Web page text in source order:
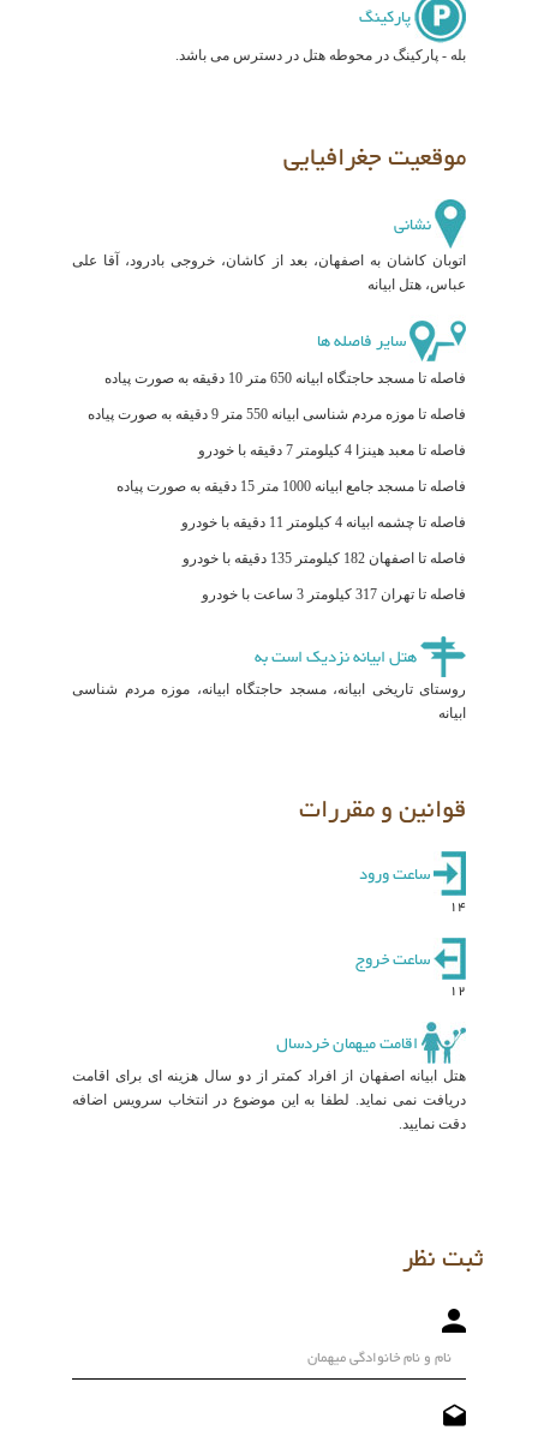
پارکینگ
بله - پارکینگ در محوطه هتل در دسترس می باشد.
موقعیت جغرافیایی
نشانی
اتوبان کاشان به اصفهان، بعد از کاشان، خروجی بادرود، آقا علی
عباس، هتل ابیانه
سایر فاصله ها
فاصله تا مسجد حاجتگاه ابیانه 650 متر 10 دقیقه به صورت پیاده
فاصله تا موزه مردم شناسی ابیانه 550 متر 9 دقیقه به صورت پیاده
فاصله تا معبد هینزا 4 کیلومتر 7 دقیقه با خودرو
فاصله تا مسجد جامع ابیانه 1000 متر 15 دقیقه به صورت پیاده
فاصله تا چشمه ابیانه 4 کیلومتر 11 دقیقه با خودرو
فاصله تا اصفهان 182 کیلومتر 135 دقیقه با خودرو
فاصله تا تهران 317 کیلومتر 3 ساعت با خودرو
هتل ابیانه نزدیک است به
روستای تاریخی ابیانه، مسجد حاجتگاه ابیانه، موزه مردم شناسی
ابیانه
قوانین و مقررات
ساعت ورود
14
ساعت خروج
12
اقامت میهمان خردسال
هتل ابیانه اصفهان از افراد کمتر از دو سال هزینه ای برای اقامت
دریافت نمی نماید. لطفا به این موضوع در انتخاب سرویس اضافه
دقت نمایید.
ثبت نظر